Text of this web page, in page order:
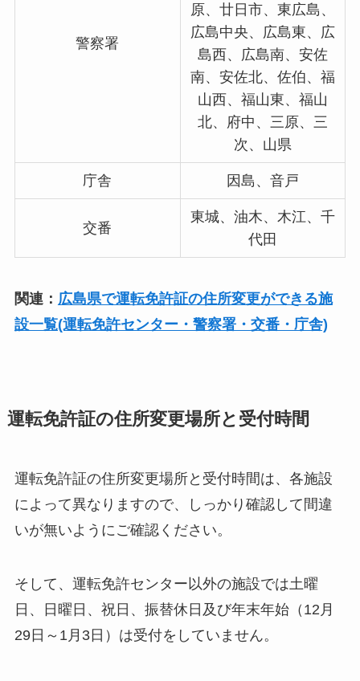
警察署
原、廿日市、東広島、
広島中央、広島東、広
島西、広島南、安佐
南、安佐北、佐伯、福
山西、福山東、福山
北、府中、三原、三
次、山県
庁舎 因島、音戸
交番
東城、油木、木江、千
代田
関連： 広島県で運転免許証の住所変更ができる施
設一覧(運転免許センター・警察署・交番・庁舎)
運転免許証の住所変更場所と受付時間
運転免許証の住所変更場所と受付時間は、各施設
によって異なりますので、しっかり確認して間違
いが無いようにご確認ください。
そして、運転免許センター以外の施設では土曜
日、日曜日、祝日、振替休日及び年末年始（12月
29日～1月3日）は受付をしていません。